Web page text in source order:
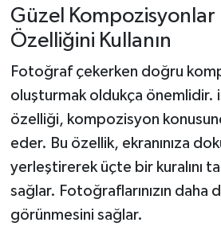
Güzel Kompozisyonlar
Özelliğini Kullanın
Fotoğraf çekerken doğru
oluşturmak oldukça önemlidir.
özelliği, kompozisyon
eder. Bu özellik, ekranınıza
yerleştirerek üçte bir kuralını
sağlar. Fotoğraflarınızın daha
görünmesini sağlar.